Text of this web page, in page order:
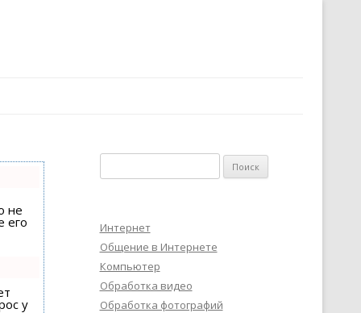
не
его
у
Интернет
Общение в Интернете
Компьютер
Обработка видео
Обработка фотографий